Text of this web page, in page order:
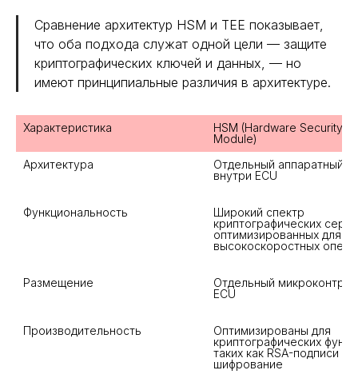
Сравнение архитектур HSM и TEE показывает,
что оба подхода служат одной цели — защите
криптографических ключей и данных, — но
имеют принципиальные различия в архитектуре.
HSM (Hardware Security
Архитектура
Отдельный аппаратный
Функциональность
Широкий спектр
криптографических
оптимизированных для
Размещение
Отдельный
Производительность
Оптимизированы для
криптографических
таких как RSA-подписи и